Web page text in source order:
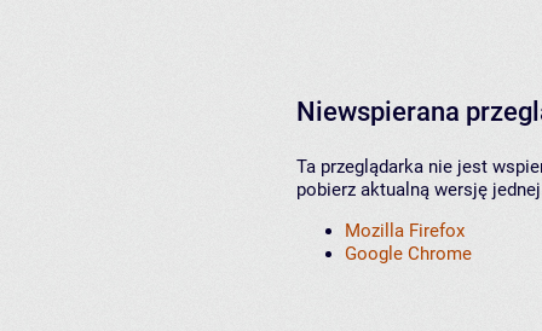
Niewspierana
Ta przeglądarka nie jest
pobierz aktualną wersję
Mozilla Firefox
Google Chrome